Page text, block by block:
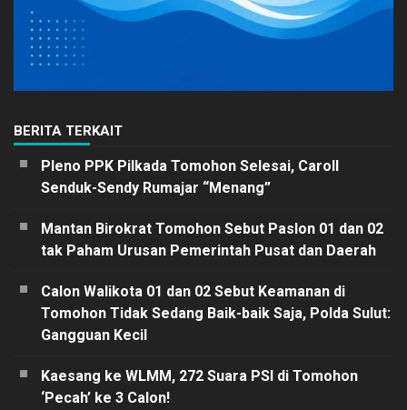
BERITA TERKAIT
Pleno PPK Pilkada Tomohon Selesai, Caroll
Senduk-Sendy Rumajar “Menang”
Mantan Birokrat Tomohon Sebut Paslon 01 dan 02
tak Paham Urusan Pemerintah Pusat dan Daerah
Calon Walikota 01 dan 02 Sebut Keamanan di
Tomohon Tidak Sedang Baik-baik Saja, Polda Sulut:
Gangguan Kecil
Kaesang ke WLMM, 272 Suara PSI di Tomohon
‘Pecah’ ke 3 Calon!